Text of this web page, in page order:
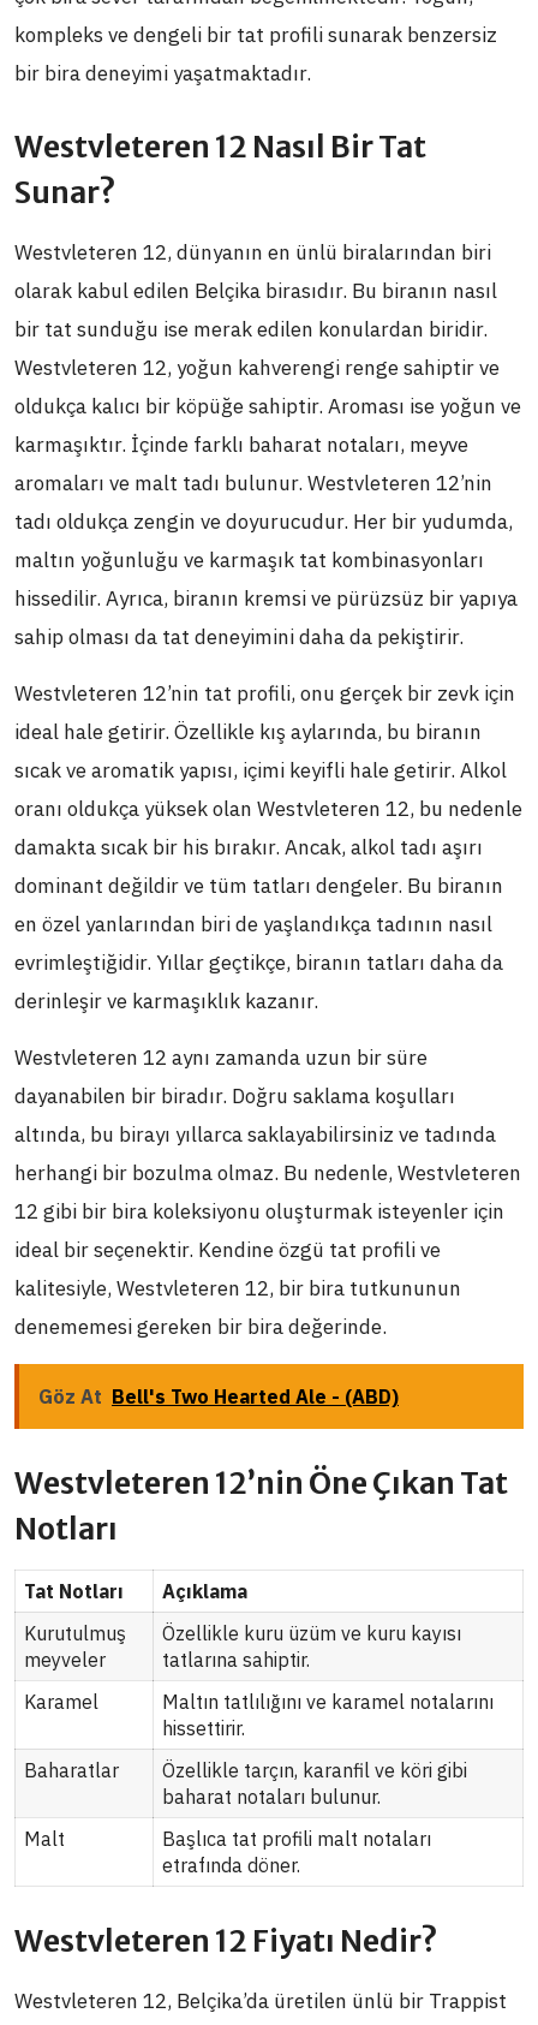
kompleks ve dengeli bir tat profili sunarak benzersiz
bir bira deneyimi yaşatmaktadır.
Westvleteren 12 Nasıl Bir Tat
Sunar?
Westvleteren 12, dünyanın en ünlü biralarından biri
olarak kabul edilen Belçika birasıdır. Bu biranın nasıl
bir tat sunduğu ise merak edilen konulardan biridir.
Westvleteren 12, yoğun kahverengi renge sahiptir ve
oldukça kalıcı bir köpüğe sahiptir. Aroması ise yoğun ve
karmaşıktır. İçinde farklı baharat notaları, meyve
aromaları ve malt tadı bulunur. Westvleteren 12’nin
tadı oldukça zengin ve doyurucudur. Her bir yudumda,
maltın yoğunluğu ve karmaşık tat kombinasyonları
hissedilir. Ayrıca, biranın kremsi ve pürüzsüz bir yapıya
sahip olması da tat deneyimini daha da pekiştirir.
Westvleteren 12’nin tat profili, onu gerçek bir zevk için
ideal hale getirir. Özellikle kış aylarında, bu biranın
sıcak ve aromatik yapısı, içimi keyifli hale getirir. Alkol
oranı oldukça yüksek olan Westvleteren 12, bu nedenle
damakta sıcak bir his bırakır. Ancak, alkol tadı aşırı
dominant değildir ve tüm tatları dengeler. Bu biranın
en özel yanlarından biri de yaşlandıkça tadının nasıl
evrimleştiğidir. Yıllar geçtikçe, biranın tatları daha da
derinleşir ve karmaşıklık kazanır.
Westvleteren 12 aynı zamanda uzun bir süre
dayanabilen bir biradır. Doğru saklama koşulları
altında, bu birayı yıllarca saklayabilirsiniz ve tadında
herhangi bir bozulma olmaz. Bu nedenle, Westvleteren
12 gibi bir bira koleksiyonu oluşturmak isteyenler için
ideal bir seçenektir. Kendine özgü tat profili ve
kalitesiyle, Westvleteren 12, bir bira tutkununun
denememesi gereken bir bira değerinde.
Göz At Bell's Two Hearted Ale - (ABD)
Westvleteren 12’nin Öne Çıkan Tat
Notları
Tat Notları
Açıklama
Kurutulmuş
meyveler
Özellikle kuru üzüm ve kuru kayısı
tatlarına sahiptir.
Karamel
Maltın tatlılığını ve karamel notalarını
hissettirir.
Baharatlar
Özellikle tarçın, karanfil ve köri gibi
baharat notaları bulunur.
Malt
Başlıca tat profili malt notaları
etrafında döner.
Westvleteren 12 Fiyatı Nedir?
Westvleteren 12, Belçika’da üretilen ünlü bir Trappist